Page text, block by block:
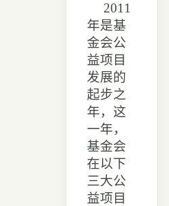
2011
年是基
金会公
益项目
发展的
起步之
年，这
一年，
基金会
在以下
三大公
益项目